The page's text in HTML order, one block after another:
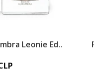
Leonie Ed..